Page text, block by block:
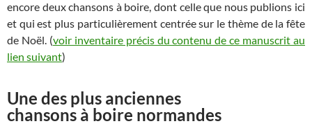
encore deux chansons à boire, dont celle que nous publions ici
et qui est plus particulièrement centrée sur le thème de la fête
de Noël. (voir inventaire précis du contenu de ce manuscrit au
lien suivant)
Une des plus anciennes
chansons à boire normandes